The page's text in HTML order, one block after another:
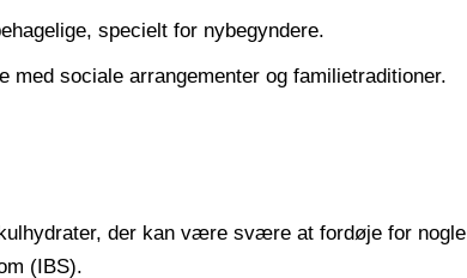
specielt for nybegyndere.
sociale arrangementer og familietraditioner.
der kan være svære at fordøje for nogle
(IBS).